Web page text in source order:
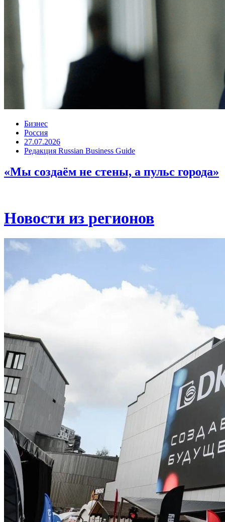
Бизнес
Россия
27.07.2026
Редакция Russian Business Guide
«Мы создаём не стены, а пульс города»
Новости из регионов